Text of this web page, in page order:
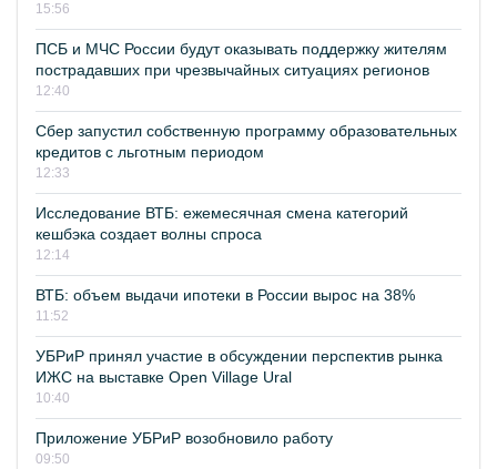
15:56
ПСБ и МЧС России будут оказывать поддержку жителям
пострадавших при чрезвычайных ситуациях регионов
12:40
Сбер запустил собственную программу образовательных
кредитов с льготным периодом
12:33
Исследование ВТБ: ежемесячная смена категорий
кешбэка создает волны спроса
12:14
ВТБ: объем выдачи ипотеки в России вырос на 38%
11:52
УБРиР принял участие в обсуждении перспектив рынка
ИЖС на выставке Open Village Ural
10:40
Приложение УБРиР возобновило работу
09:50